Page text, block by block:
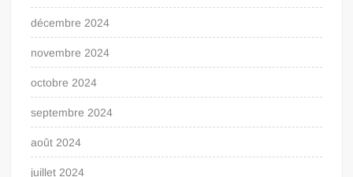
décembre 2024
novembre 2024
octobre 2024
septembre 2024
août 2024
juillet 2024